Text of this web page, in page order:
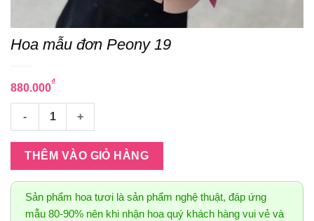
Hoa mẫu đơn Peony 19
880.000₫
Hoa mẫu đơn Peony 19 số lượng
THÊM VÀO GIỎ HÀNG
Sản phẩm hoa tươi là sản phẩm nghệ thuật, đáp ứng
mẫu 80-90% nên khi nhận hoa quý khách hàng vui vẻ và